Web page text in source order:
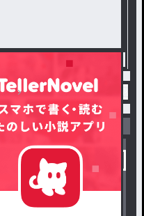
アイスのイラスト部屋 /
ャンルから探す
愛・ロマンス